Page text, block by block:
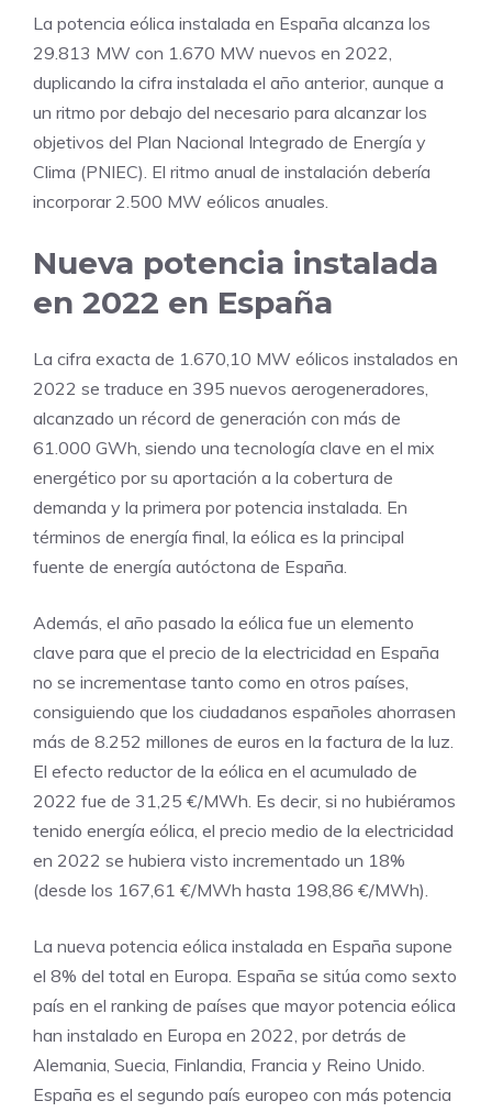
La potencia eólica instalada en España alcanza los
29.813 MW con 1.670 MW nuevos en 2022,
duplicando la cifra instalada el año anterior, aunque a
un ritmo por debajo del necesario para alcanzar los
objetivos del Plan Nacional Integrado de Energía y
Clima (PNIEC). El ritmo anual de instalación debería
incorporar 2.500 MW eólicos anuales.
Nueva potencia instalada
en 2022 en España
La cifra exacta de 1.670,10 MW eólicos instalados en
2022 se traduce en 395 nuevos aerogeneradores,
alcanzado un récord de generación con más de
61.000 GWh, siendo una tecnología clave en el mix
energético por su aportación a la cobertura de
demanda y la primera por potencia instalada. En
términos de energía final, la eólica es la principal
fuente de energía autóctona de España.
Además, el año pasado la eólica fue un elemento
clave para que el precio de la electricidad en España
no se incrementase tanto como en otros países,
consiguiendo que los ciudadanos españoles ahorrasen
más de 8.252 millones de euros en la factura de la luz.
El efecto reductor de la eólica en el acumulado de
2022 fue de 31,25 €/MWh. Es decir, si no hubiéramos
tenido energía eólica, el precio medio de la electricidad
en 2022 se hubiera visto incrementado un 18%
(desde los 167,61 €/MWh hasta 198,86 €/MWh).
La nueva potencia eólica instalada en España supone
el 8% del total en Europa. España se sitúa como sexto
país en el ranking de países que mayor potencia eólica
han instalado en Europa en 2022, por detrás de
Alemania, Suecia, Finlandia, Francia y Reino Unido.
España es el segundo país europeo con más potencia